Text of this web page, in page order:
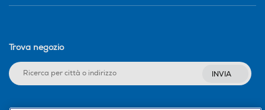
Trova negozio
INVIA